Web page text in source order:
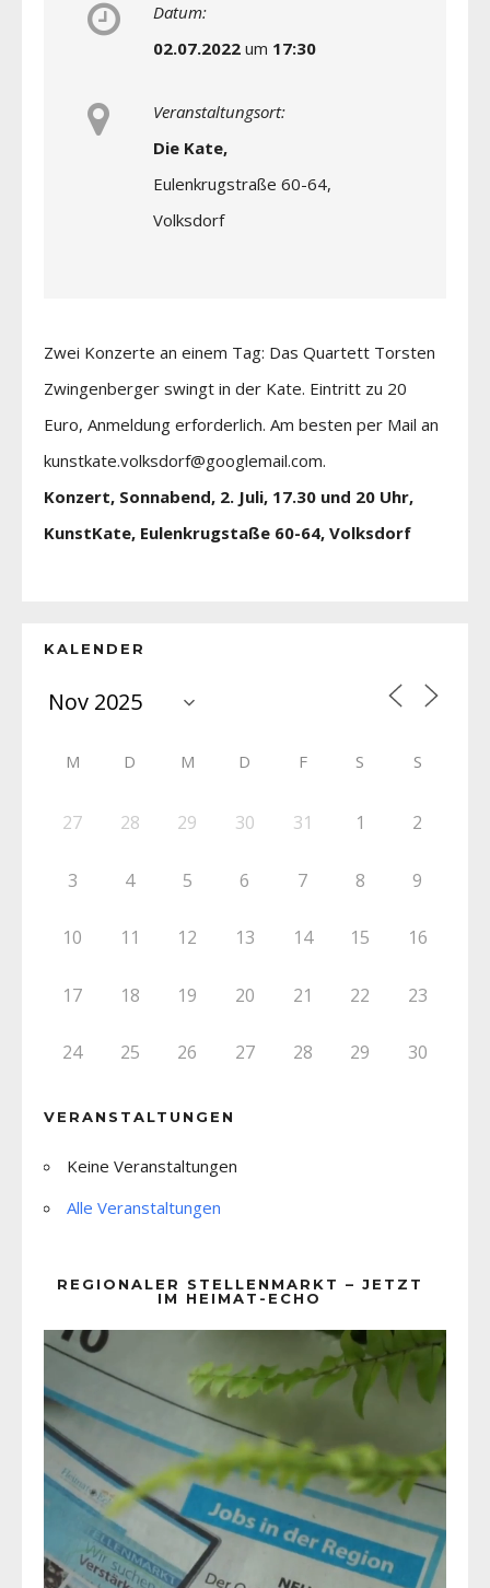
Datum:
02.07.2022 um 17:30
Veranstaltungsort:
Die Kate,
Eulenkrugstraße 60-64,
Volksdorf
Zwei Konzerte an einem Tag: Das Quartett Torsten
Zwingenberger swingt in der Kate. Eintritt zu 20
Euro, Anmeldung erforderlich. Am besten per Mail an
kunstkate.volksdorf@googlemail.com.
Konzert, Sonnabend, 2. Juli, 17.30 und 20 Uhr,
KunstKate, Eulenkrugstaße 60-64, Volksdorf
KALENDER
M D M D F S S
27 28 29 30 31 1 2
3 4 5 6 7 8 9
10 11 12 13 14 15 16
17 18 19 20 21 22 23
24 25 26 27 28 29 30
VERANSTALTUNGEN
Keine Veranstaltungen
Alle Veranstaltungen
REGIONALER STELLENMARKT – JETZT
IM HEIMAT-ECHO
Player